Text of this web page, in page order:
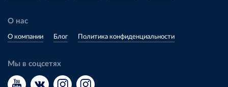
О нас
О компании Блог Политика конфиденциальности
Мы в соцсетях